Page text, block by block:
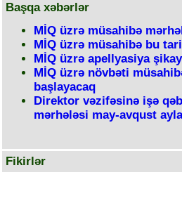
Başqa xəbərlər
MİQ üzrə müsahibə
MİQ üzrə müsahibə bu
MİQ üzrə apellyasiya
MİQ üzrə növbəti
başlayacaq
Direktor vəzifəsinə işə
mərhələsi may-avqust
Fikirlər